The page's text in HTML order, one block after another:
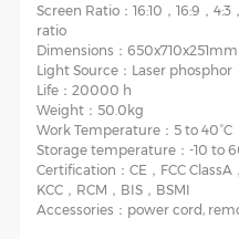
Screen Ratio： 16:10，16:9，
ratio
Dimensions： 650x710x251mm
Light Source： Laser phosphor
Life： 20000 h
Weight： 50.0kg
Work Temperature： 5 to 40°C
Storage temperature： -10 to
Certification： CE，FCC ClassA
KCC，RCM，BIS，BSMI
Accessories： power cord,